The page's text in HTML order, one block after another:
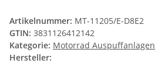
Artikelnummer: MT-11205/E-D8E2
GTIN: 3831126412142
Kategorie: Motorrad Auspuffanlagen
Hersteller: